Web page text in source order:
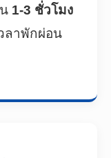
1-3 ชั่วโมง
ลาพักผ่อน